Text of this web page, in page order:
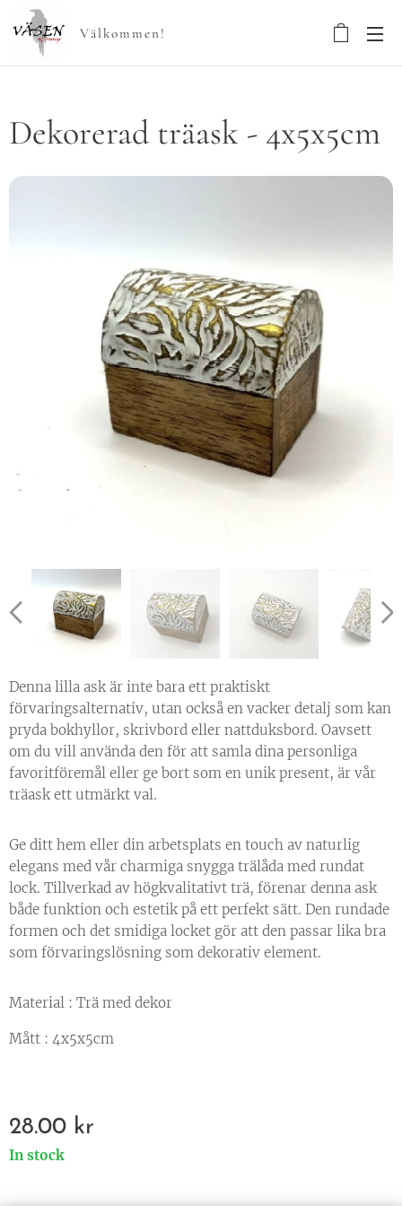
Välkommen!
Dekorerad träask - 4x5x5cm
Denna lilla ask är inte bara ett praktiskt
förvaringsalternativ, utan också en vacker detalj som kan
pryda bokhyllor, skrivbord eller nattduksbord. Oavsett
om du vill använda den för att samla dina personliga
favoritföremål eller ge bort som en unik present, är vår
träask ett utmärkt val.
Ge ditt hem eller din arbetsplats en touch av naturlig
elegans med vår charmiga snygga trälåda med rundat
lock. Tillverkad av högkvalitativt trä, förenar denna ask
både funktion och estetik på ett perfekt sätt. Den rundade
formen och det smidiga locket gör att den passar lika bra
som förvaringslösning som dekorativ element.
Material : Trä med dekor
Mått : 4x5x5cm
28.00 kr
In stock